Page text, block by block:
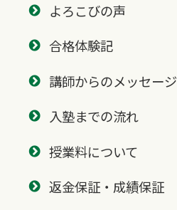
よろこびの声
合格体験記
講師からのメッセージ
入塾までの流れ
授業料について
返金保証・成績保証